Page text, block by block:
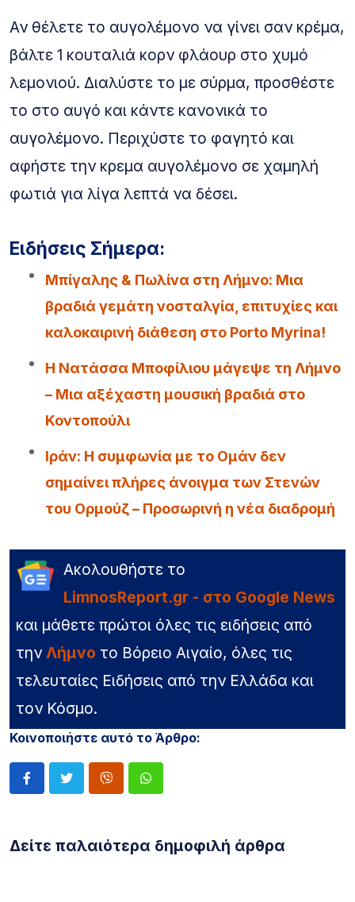
Αν θέλετε το αυγολέμονο να γίνει σαν κρέμα,
βάλτε 1 κουταλιά κορν φλάουρ στο χυμό
λεμονιού. Διαλύστε το με σύρμα, προσθέστε
το στο αυγό και κάντε κανονικά το
αυγολέμονο. Περιχύστε το φαγητό και
αφήστε την κρεμα αυγολέμονο σε χαμηλή
φωτιά για λίγα λεπτά να δέσει.
Ειδήσεις Σήμερα:
Μπίγαλης & Πωλίνα στη Λήμνο: Μια
βραδιά γεμάτη νοσταλγία, επιτυχίες και
καλοκαιρινή διάθεση στο Porto Myrina!
Η Νατάσσα Μποφίλιου μάγεψε τη Λήμνο
– Μια αξέχαστη μουσική βραδιά στο
Κοντοπούλι
Iράν: Η συμφωνία με το Ομάν δεν
σημαίνει πλήρες άνοιγμα των Στενών
του Ορμούζ – Προσωρινή η νέα διαδρομή
Ακολουθήστε το
LimnosReport.gr - στο Google News
και μάθετε πρώτοι όλες τις ειδήσεις από
την Λήμνο το Βόρειο Αιγαίο, όλες τις
τελευταίες Ειδήσεις από την Ελλάδα και
τον Κόσμο.
Κοινοποιήστε αυτό το Άρθρο:
Δείτε παλαιότερα δημοφιλή άρθρα